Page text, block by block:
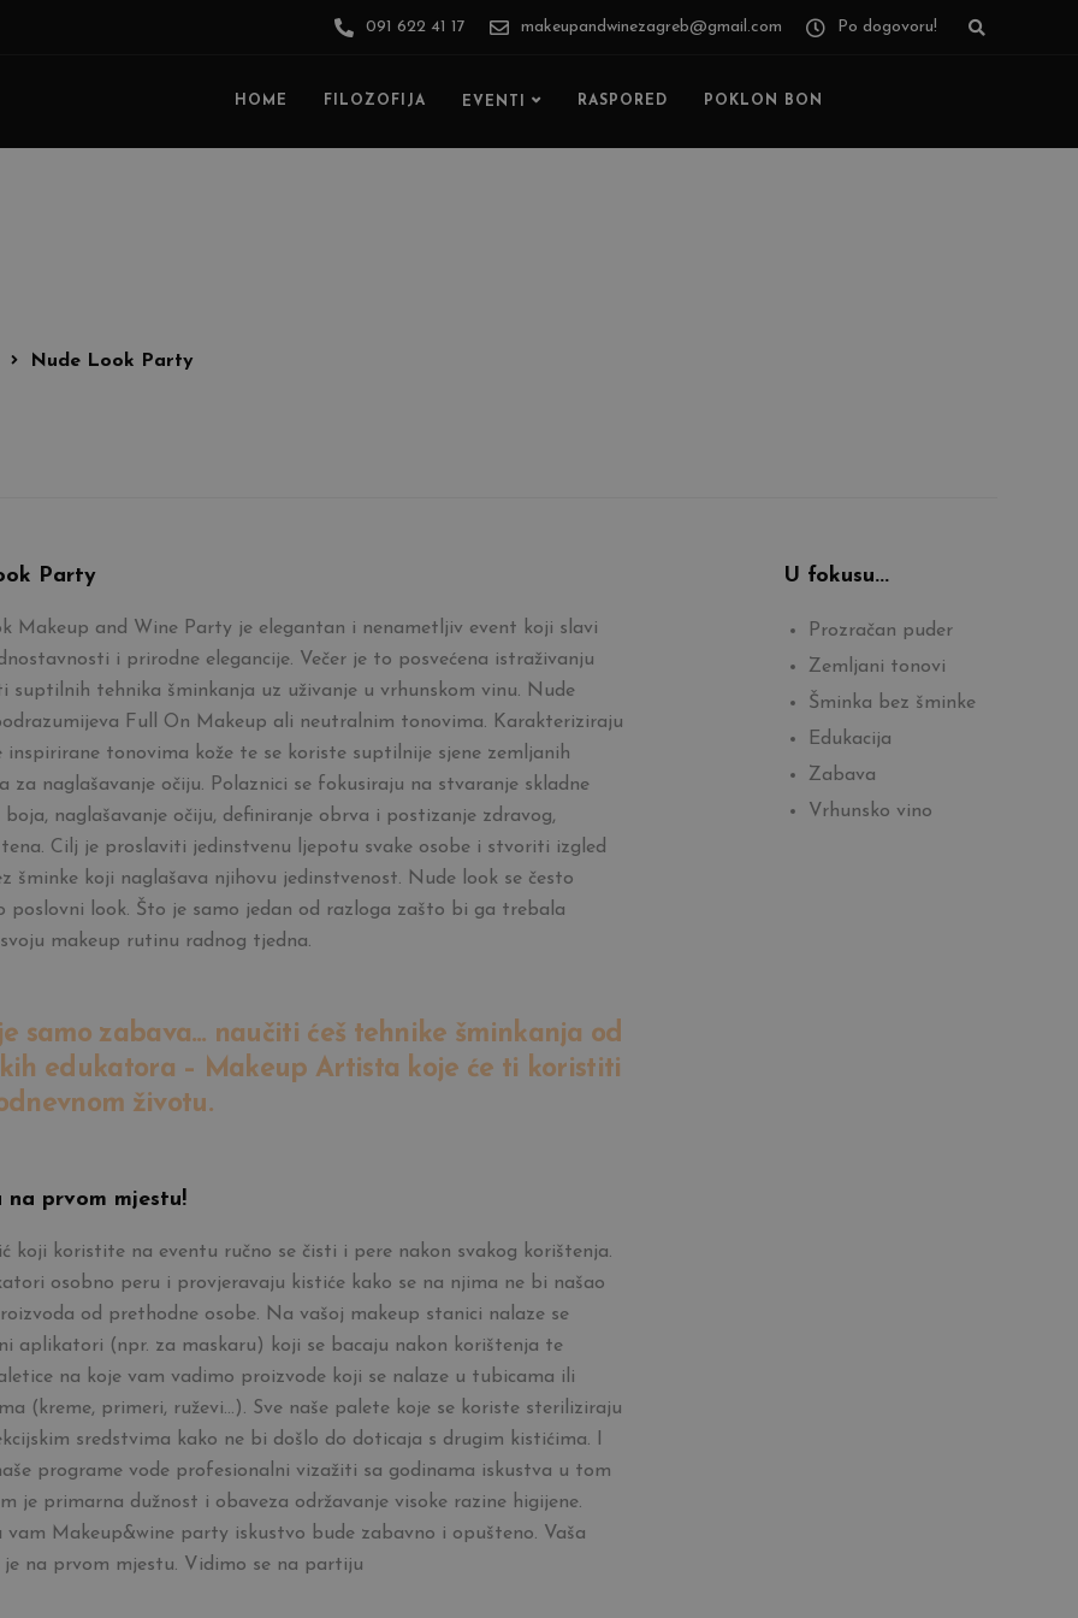
091 622 41 17 makeupandwinezagreb@gmail.com Po dogovoru!
HOME FILOZOFIJA EVENTI RASPORED POKLON BON
Nude Look Party
Party
Makeup and Wine Party je elegantan i nenametljiv event koji slavi
i prirodne elegancije. Večer je to posvećena istraživanju
suptilnih tehnika šminkanja uz uživanje u vrhunskom vinu. Nude
Full On Makeup ali neutralnim tonovima. Karakteriziraju
inspirirane tonovima kože te se koriste suptilnije sjene zemljanih
za naglašavanje očiju. Polaznici se fokusiraju na stvaranje skladne
boja, naglašavanje očiju, definiranje obrva i postizanje zdravog,
Cilj je proslaviti jedinstvenu ljepotu svake osobe i stvoriti izgled
šminke koji naglašava njihovu jedinstvenost. Nude look se često
poslovni look. Što je samo jedan od razloga zašto bi ga trebala
makeup rutinu radnog tjedna.
samo zabava… naučiti ćeš tehnike šminkanja od
edukatora – Makeup Artista koje će ti koristiti
životu.
na prvom mjestu!
koji koristite na eventu ručno se čisti i pere nakon svakog korištenja.
osobno peru i provjeravaju kistiće kako se na njima ne bi našao
od prethodne osobe. Na vašoj makeup stanici nalaze se
aplikatori (npr. za maskaru) koji se bacaju nakon korištenja te
na koje vam vadimo proizvode koji se nalaze u tubicama ili
(kreme, primeri, ruževi...). Sve naše palete koje se koriste steriliziraju
sredstvima kako ne bi došlo do doticaja s drugim kistićima. I
programe vode profesionalni vizažiti sa godinama iskustva u tom
je primarna dužnost i obaveza održavanje visoke razine higijene.
vam Makeup&wine party iskustvo bude zabavno i opušteno. Vaša
je na prvom mjestu. Vidimo se na partiju
U fokusu...
Prozračan puder
Zemljani tonovi
Šminka bez šminke
Edukacija
Zabava
Vrhunsko vino